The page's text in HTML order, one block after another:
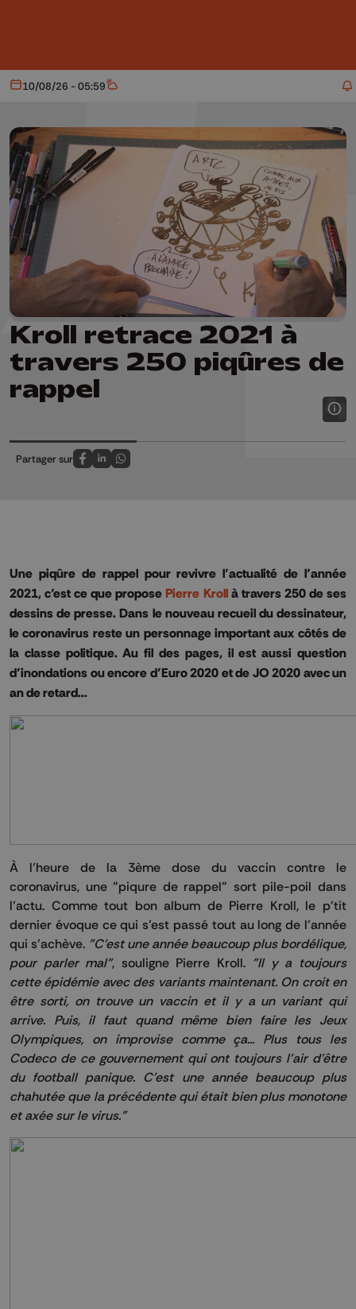
Aujourd'hui
10/08/26 - 05:59 Météo
Kroll retrace 2021 à
travers 250 piqûres de
rappel
Partager sur
Partagez sur FaceBook
Partagez sur LinkedIn
Partagez sur Whatsapp
Une piqûre de rappel pour revivre l’actualité de l’année
2021, c’est ce que proposePierre Krollà travers 250 de ses
dessins de presse. Dans le nouveau recueil du dessinateur,
le coronavirus reste un personnage important aux côtés de
la classe politique. Au fil des pages, il est aussi question
d’inondations ou encore d’Euro 2020 et de JO 2020 avec un
an de retard...
À l’heure de la 3ème dose du vaccin contre le
coronavirus, une "piqure de rappel" sort pile-poil dans
l’actu. Comme tout bon album de Pierre Kroll, le p'tit
dernier évoque ce qui s’est passé tout au long de l’année
qui s’achève. "C'est une année beaucoup plus bordélique,
pour parler mal", souligne Pierre Kroll. "Il y a toujours
cette épidémie avec des variants maintenant. On croit en
être sorti, on trouve un vaccin et il y a un variant qui
arrive. Puis, il faut quand même bien faire les Jeux
Olympiques, on improvise comme ça... Plus tous les
Codeco de ce gouvernement qui ont toujours l'air d'être
du football panique. C'est une année beaucoup plus
chahutée que la précédente qui était bien plus monotone
et axée sur le virus."